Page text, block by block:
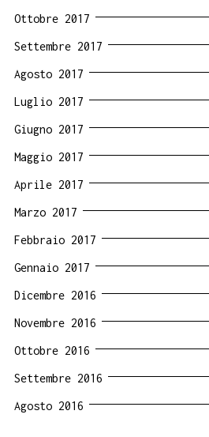
Ottobre 2017
Settembre 2017
Agosto 2017
Luglio 2017
Giugno 2017
Maggio 2017
Aprile 2017
Marzo 2017
Febbraio 2017
Gennaio 2017
Dicembre 2016
Novembre 2016
Ottobre 2016
Settembre 2016
Agosto 2016